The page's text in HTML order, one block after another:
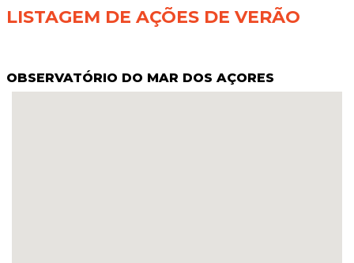
LISTAGEM DE AÇÕES DE VERÃO
OBSERVATÓRIO DO MAR DOS AÇORES